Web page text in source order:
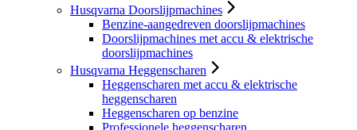
Husqvarna Doorslijpmachines
Benzine-aangedreven doorslijpmachines
Doorslijpmachines met accu & elektrische
doorslijpmachines
Husqvarna Heggenscharen
Heggenscharen met accu & elektrische
heggenscharen
Heggenscharen op benzine
Professionele heggenscharen